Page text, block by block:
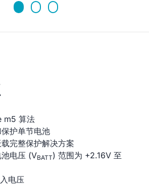
m5 算法
护单节电池
完整保护解决方案
电压 (VBATT) 范围为 +2.16V 至
电压